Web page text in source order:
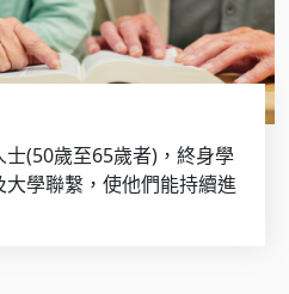
(50歲至65歲者)，終身學
學聯繫，使他們能持續進